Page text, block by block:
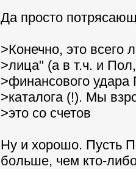
Да просто
>Конечно, это всего
>лица" (а в т.ч. и
>финансового
>каталога (!). Мы
>это со счетов
Ну и хорошо. Пусть
больше, чем кто-